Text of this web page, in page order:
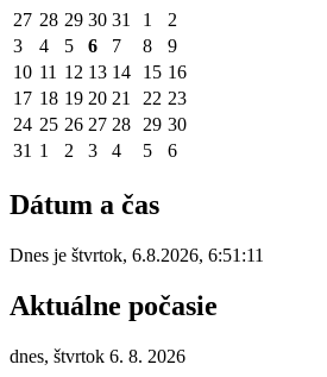
27 28 29 30 31 1
2
3
4 5 6 7 8
9
10 11 12 13 14 15 16
17 18 19 20 21 22 23
24 25 26 27 28 29 30
31 1 2 3 4 5 6
Dátum a čas
Dnes je štvrtok, 6.8.2026, 6:51:11
Aktuálne počasie
dnes, štvrtok 6. 8. 2026